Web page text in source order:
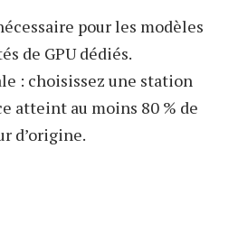
pour les modèles
de GPU dédiés.
: choisissez une station
atteint au moins 80 % de
d’origine.